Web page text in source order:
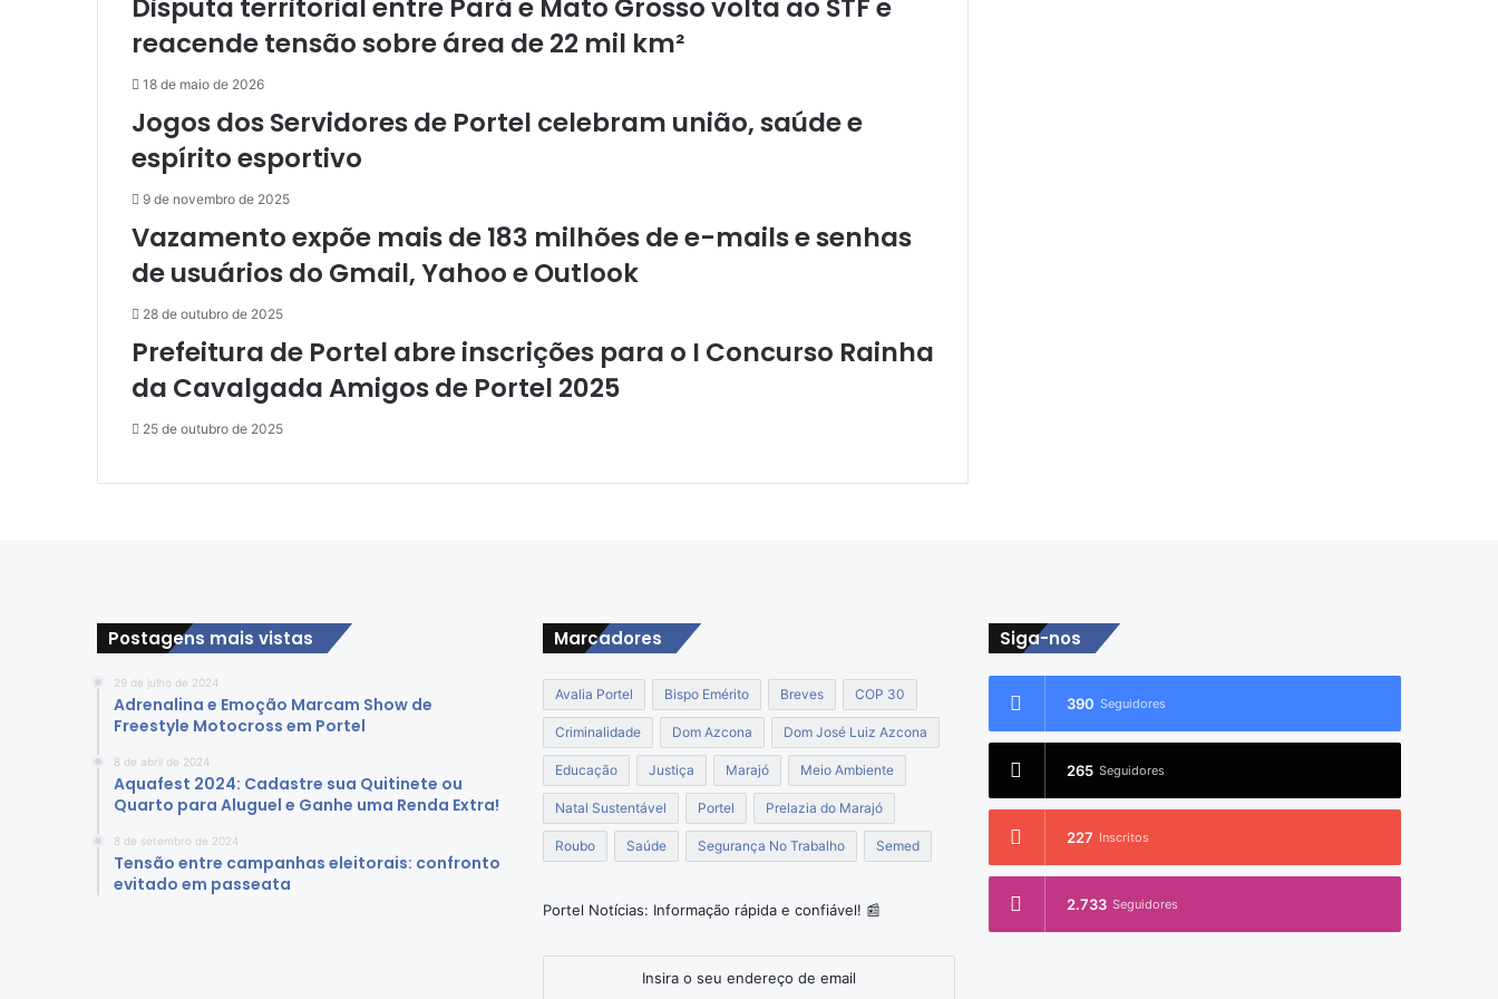
n
g
s
ã
o
i
c
l
í
o
s
o
S
c
a
o
r
s
p
o
d
e
m
e
s
à
e
a
ã
o
i
g
o
d
e
e
s
c
o
l
a
n
a
o
a
Disputa territorial entre Pará e Mato Grosso volta ao STF e
reacende tensão sobre área de 22 mil km²
18 de maio de 2026
Jogos dos Servidores de Portel celebram união, saúde e
espírito esportivo
9 de novembro de 2025
Vazamento expõe mais de 183 milhões de e-mails e senhas
de usuários do Gmail, Yahoo e Outlook
28 de outubro de 2025
Prefeitura de Portel abre inscrições para o I Concurso Rainha
da Cavalgada Amigos de Portel 2025
25 de outubro de 2025
Postagens mais vistas
29 de julho de 2024
Adrenalina e Emoção Marcam Show de
Freestyle Motocross em Portel
8 de abril de 2024
Aquafest 2024: Cadastre sua Quitinete ou
Quarto para Aluguel e Ganhe uma Renda Extra!
8 de setembro de 2024
Tensão entre campanhas eleitorais: confronto
evitado em passeata
Marcadores
Avalia Portel Bispo Emérito Breves COP 30
Criminalidade Dom Azcona Dom José Luiz Azcona
Educação Justiça Marajó Meio Ambiente
Natal Sustentável Portel Prelazia do Marajó
Roubo Saúde Segurança No Trabalho Semed
Portel Notícias: Informação rápida e confiável! 📰
Siga-nos
390 Seguidores
265 Seguidores
227 Inscritos
2.733 Seguidores